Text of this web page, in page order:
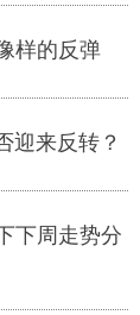
样的反弹
迎来反转？
下周走势分